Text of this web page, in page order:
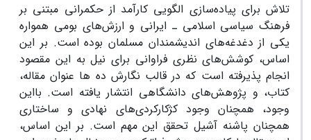
تلاش برای پیاده‌سازی الگویی کارآمد از حکمرانی مبتنی بر
فرهنگ سیاسی اسلامی ـ ایرانی و ارزش‌های بومی همواره
یکی از دغدغه‌های اندیشمندان مسلمان بوده است. بر این
اساس، کوشش‌های نظری فراوانی برای نیل به این مقصود
انجام پذیرفته است که در قالب نگارش ده ها عنوان مقاله،
کتاب، و پژوهش‌های دانشگاهی انتشار یافته است. بااین
وجود، همچنان وجود کژکارکردی‌های نهادی و ساختاری
همچنان پاشنه آشیل تحقق این مهم است. بر این اساس،